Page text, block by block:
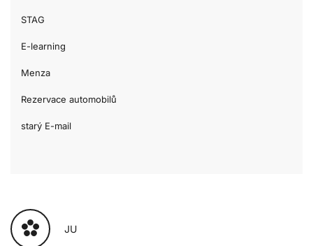
STAG
E-learning
Menza
Rezervace automobilů
starý E-mail
JU